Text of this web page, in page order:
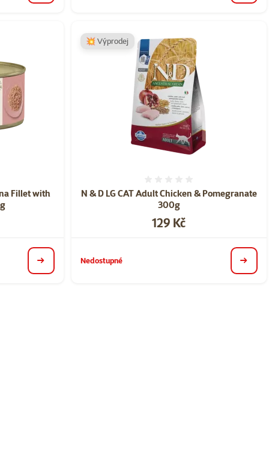
Fillet with
detail
N & D LG CAT Adult Chicken & Pomegranate
300g
Cena
129 Kč
💥 Výprodej
Nedostupné detail